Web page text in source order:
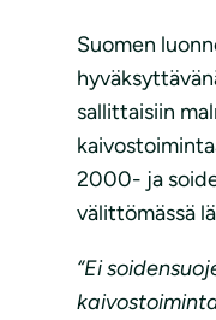
Suomen
sallittaisiin
2000- ja
välittömässä
“Ei